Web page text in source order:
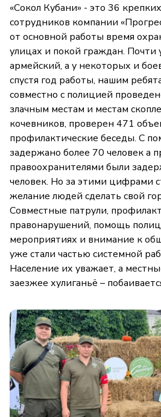
«Сокол Кубани» - это 36
сотрудников компании
от основной работы время
улицах и покой граждан. Почти
армейский, а у некоторых и
спустя год работы, нашим
совместно с полицией
злачным местам и местам
кочевников, проверен 471
профилактические беседы. С
задержано более 70 человек а
правоохранителями были
человек. Но за этими цифрами
желание людей сделать свой
Совместные патрули,
правонарушений, помощь
мероприятиях и внимание к
уже стали частью системной
Население их уважает, а
заезжее хулиганьё –